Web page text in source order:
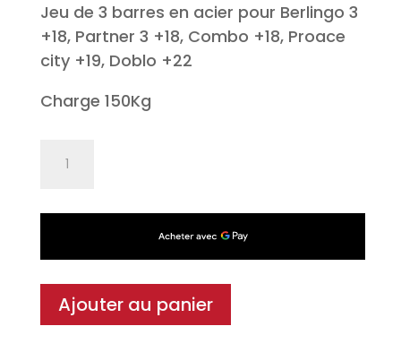
Jeu de 3 barres en acier pour Berlingo 3
+18, Partner 3 +18, Combo +18, Proace
city +19, Doblo +22
Charge 150Kg
acier
Ajouter au panier